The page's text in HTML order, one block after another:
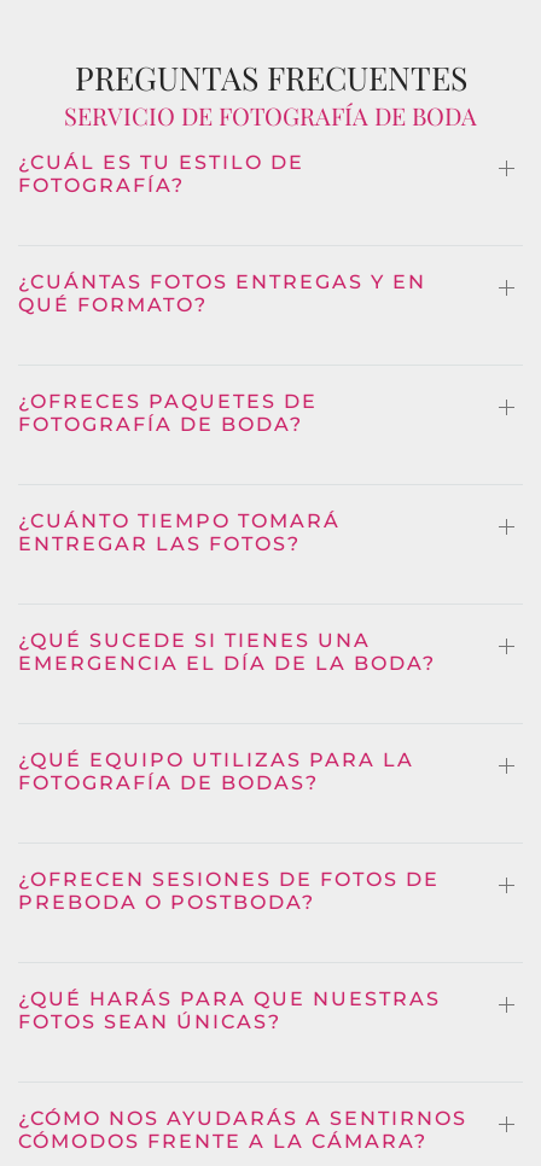
PREGUNTAS FRECUENTES
SERVICIO DE FOTOGRAFÍA DE BODA
¿CUÁL ES TU ESTILO DE
FOTOGRAFÍA?
¿CUÁNTAS FOTOS ENTREGAS Y EN
QUÉ FORMATO?
¿OFRECES PAQUETES DE
FOTOGRAFÍA DE BODA?
¿CUÁNTO TIEMPO TOMARÁ
ENTREGAR LAS FOTOS?
¿QUÉ SUCEDE SI TIENES UNA
EMERGENCIA EL DÍA DE LA BODA?
¿QUÉ EQUIPO UTILIZAS PARA LA
FOTOGRAFÍA DE BODAS?
¿OFRECEN SESIONES DE FOTOS DE
PREBODA O POSTBODA?
¿QUÉ HARÁS PARA QUE NUESTRAS
FOTOS SEAN ÚNICAS?
¿CÓMO NOS AYUDARÁS A SENTIRNOS
CÓMODOS FRENTE A LA CÁMARA?